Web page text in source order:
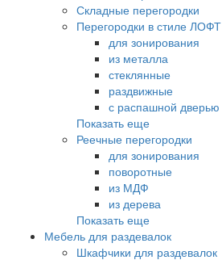
Складные перегородки
Перегородки в стиле ЛОФТ
для зонирования
из металла
стеклянные
раздвижные
с распашной дверью
Показать еще
Реечные перегородки
для зонирования
поворотные
из МДФ
из дерева
Показать еще
Мебель для раздевалок
Шкафчики для раздевалок